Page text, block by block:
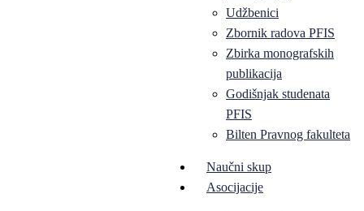
Udžbenici
Zbornik radova PFIS
Zbirka monografskih
publikacija
Godišnjak studenata
PFIS
Bilten Pravnog fakulteta
Naučni skup
Asocijacije